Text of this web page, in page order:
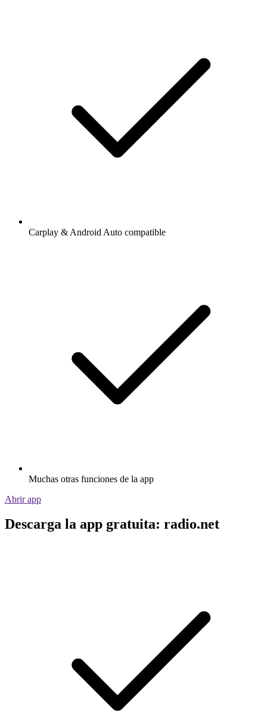
Carplay & Android Auto compatible
Muchas otras funciones de la app
Abrir app
Descarga la app gratuita: radio.net